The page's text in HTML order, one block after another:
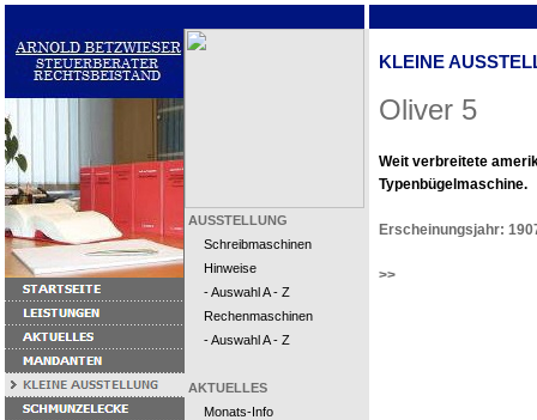
AUSSTELLUNG
Schreibmaschinen
Hinweise
- Auswahl A - Z
Rechenmaschinen
- Auswahl A - Z
AKTUELLES
Monats-Info
KLEINE
Oliver 5
Weit verbreitete
Typenbügelmaschine.
Erscheinungsjahr:
>>